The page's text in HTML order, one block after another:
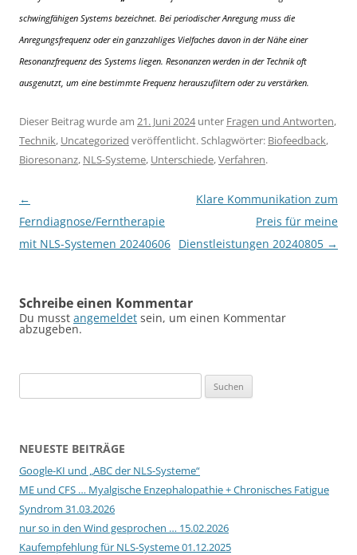
schwingfähigen Systems bezeichnet. Bei periodischer Anregung muss die
Anregungsfrequenz oder ein ganzzahliges Vielfaches davon in der Nähe einer
Resonanzfrequenz des Systems liegen. Resonanzen werden in der Technik oft
ausgenutzt, um eine bestimmte Frequenz herauszufiltern oder zu verstärken.
Dieser Beitrag wurde am 21. Juni 2024unter Fragen und Antworten,
Technik, Uncategorized veröffentlicht. Schlagwörter: Biofeedback,
Bioresonanz, NLS-Systeme, Unterschiede,Verfahren.
Beitragsnavigation
←
Ferndiagnose/Ferntherapie
mit NLS-Systemen 20240606
Klare Kommunikation zum
Preis für meine
Dienstleistungen 20240805 →
Schreibe einen Kommentar
Du musst angemeldet sein, um einen Kommentar
abzugeben.
nach:
NEUESTE BEITRÄGE
Google-KI und „ABC der NLS-Systeme“
ME und CFS … Myalgische Enzephalopathie + Chronisches Fatigue
Syndrom 31.03.2026
nur so in den Wind gesprochen … 15.02.2026
Kaufempfehlung für NLS-Systeme 01.12.2025